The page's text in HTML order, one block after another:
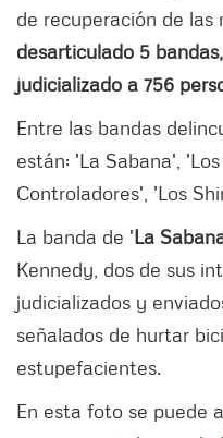
de recuperación de las
desarticulado 5
judicializado a 756
Entre las bandas
están: 'La Sabana',
Controladores', 'Los
La banda de 'La
Kennedy, dos de sus
judicializados y
señalados de hurtar
estupefacientes.
En esta foto se puede